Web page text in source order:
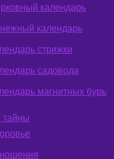
календарь
календарь
стрижки
садовода
магнитных бурь
тайны